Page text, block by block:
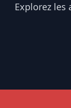
Explorez les